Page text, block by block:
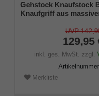
Gehstock Knaufstock
Knaufgriff aus
Mustern, aufgesetzt
aus Mongoy-Holz,
UVP
129,95
inkl. ges. MwSt. zzgl.
Artikelnummer
Merkliste